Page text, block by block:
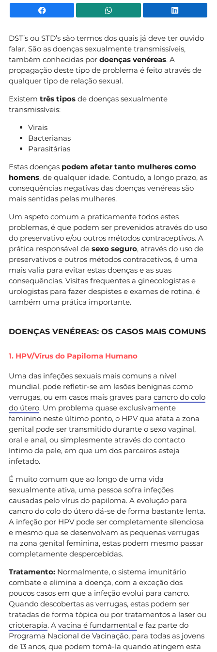
Facebook WhatsApp
DST’s ou STD’s são termos dos quais já deve ter ouvido
falar. São as doenças sexualmente transmissíveis,
também conhecidas por doenças venéreas. A
propagação deste tipo de problema é feito através de
qualquer tipo de relação sexual.
Existem três tipos de doenças sexualmente
transmissíveis:
Virais
Bacterianas
Parasitárias
Estas doenças podem afetar tanto mulheres como
homens, de qualquer idade. Contudo, a longo prazo, as
consequências negativas das doenças venéreas são
mais sentidas pelas mulheres.
Um aspeto comum a praticamente todos estes
problemas, é que podem ser prevenidos através do uso
do preservativo e/ou outros métodos contraceptivos. A
prática responsável de sexo seguro, através do uso de
preservativos e outros métodos contracetivos, é uma
mais valia para evitar estas doenças e as suas
consequências. Visitas frequentes a ginecologistas e
urologistas para fazer despistes e exames de rotina, é
também uma prática importante.
DOENÇAS VENÉREAS: OS CASOS MAIS COMUNS
1. HPV/Vírus do Papiloma Humano
Uma das infeções sexuais mais comuns a nível
mundial, pode refletir-se em lesões benignas como
verrugas, ou em casos mais graves para cancro do colo
do útero. Um problema quase exclusivamente
feminino neste último ponto, o HPV que afeta a zona
genital pode ser transmitido durante o sexo vaginal,
oral e anal, ou simplesmente através do contacto
íntimo de pele, em que um dos parceiros esteja
infetado.
É muito comum que ao longo de uma vida
sexualmente ativa, uma pessoa sofra infeções
causadas pelo vírus do papiloma. A evolução para
cancro do colo do útero dá-se de forma bastante lenta.
A infeção por HPV pode ser completamente silenciosa
e mesmo que se desenvolvam as pequenas verrugas
na zona genital feminina, estas podem mesmo passar
completamente despercebidas.
Tratamento: Normalmente, o sistema imunitário
combate e elimina a doença, com a exceção dos
poucos casos em que a infeção evolui para cancro.
Quando descobertas as verrugas, estas podem ser
tratadas de forma tópica ou por tratamentos a laser ou
crioterapia. A vacina é fundamental e faz parte do
Programa Nacional de Vacinação, para todas as jovens
de 13 anos, que podem tomá-la quando atingem esta